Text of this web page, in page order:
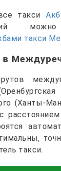
такси
можно
такси
в
(Ханты-
такси.